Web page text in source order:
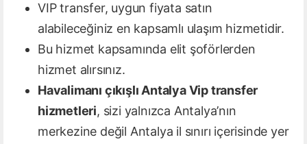
VIP transfer, uygun fiyata satın
alabileceğiniz en kapsamlı ulaşım hizmetidir.
Bu hizmet kapsamında elit şoförlerden
hizmet alırsınız.
Havalimanı çıkışlı Antalya Vip transfer
hizmetleri, sizi yalnızca Antalya’nın
merkezine değil Antalya il sınırı içerisinde yer